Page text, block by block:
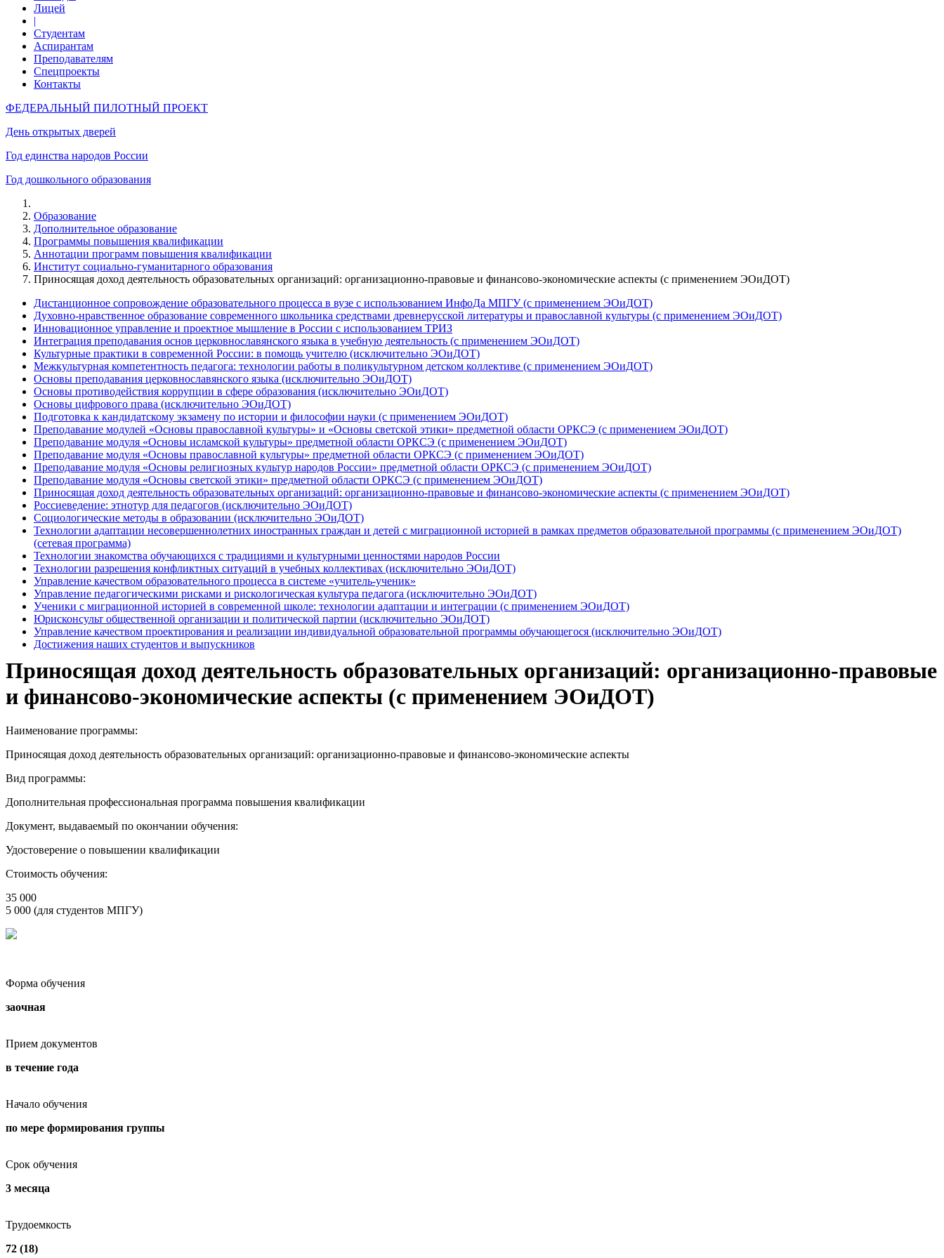
Лицей
|
Студентам
Аспирантам
Преподавателям
Спецпроекты
Контакты
ФЕДЕРАЛЬНЫЙ ПИЛОТНЫЙ ПРОЕКТ
День открытых дверей
Год единства народов России
Год дошкольного образования
Образование
Дополнительное образование
Программы повышения квалификации
Аннотации программ повышения квалификации
Институт социально-гуманитарного образования
Приносящая доход деятельность образовательных организаций: организационно-правовые и финансово-экономические аспекты (с применением ЭОиДОТ)
Дистанционное сопровождение образовательного процесса в вузе с использованием ИнфоДа МПГУ (с применением ЭОиДОТ)
Духовно-нравственное образование современного школьника средствами древнерусской литературы и православной культуры (с применением ЭОиДОТ)
Инновационное управление и проектное мышление в России с использованием ТРИЗ
Интеграция преподавания основ церковнославянского языка в учебную деятельность (с применением ЭОиДОТ)
Культурные практики в современной России: в помощь учителю (исключительно ЭОиДОТ)
Межкультурная компетентность педагога: технологии работы в поликультурном детском коллективе (с применением ЭОиДОТ)
Основы преподавания церковнославянского языка (исключительно ЭОиДОТ)
Основы противодействия коррупции в сфере образования (исключительно ЭОиДОТ)
Основы цифрового права (исключительно ЭОиДОТ)
Подготовка к кандидатскому экзамену по истории и философии науки (с применением ЭОиДОТ)
Преподавание модулей «Основы православной культуры» и «Основы светской этики» предметной области ОРКСЭ (с применением ЭОиДОТ)
Преподавание модуля «Основы исламской культуры» предметной области ОРКСЭ (с применением ЭОиДОТ)
Преподавание модуля «Основы православной культуры» предметной области ОРКСЭ (с применением ЭОиДОТ)
Преподавание модуля «Основы религиозных культур народов России» предметной области ОРКСЭ (с применением ЭОиДОТ)
Преподавание модуля «Основы светской этики» предметной области ОРКСЭ (с применением ЭОиДОТ)
Приносящая доход деятельность образовательных организаций: организационно-правовые и финансово-экономические аспекты (с применением ЭОиДОТ)
Россиеведение: этнотур для педагогов (исключительно ЭОиДОТ)
Социологические методы в образовании (исключительно ЭОиДОТ)
Технологии адаптации несовершеннолетних иностранных граждан и детей с миграционной историей в рамках предметов образовательной программы (с применением ЭОиДОТ)
(сетевая программа)
Технологии знакомства обучающихся с традициями и культурными ценностями народов России
Технологии разрешения конфликтных ситуаций в учебных коллективах (исключительно ЭОиДОТ)
Управление качеством образовательного процесса в системе «учитель-ученик»
Управление педагогическими рисками и рискологическая культура педагога (исключительно ЭОиДОТ)
Ученики с миграционной историей в современной школе: технологии адаптации и интеграции (с применением ЭОиДОТ)
Юрисконсульт общественной организации и политической партии (исключительно ЭОиДОТ)
Управление качеством проектирования и реализации индивидуальной образовательной программы обучающегося (исключительно ЭОиДОТ)
Достижения наших студентов и выпускников
Приносящая доход деятельность образовательных организаций: организационно-правовые
и финансово-экономические аспекты (с применением ЭОиДОТ)
Наименование программы:
Приносящая доход деятельность образовательных организаций: организационно-правовые и финансово-экономические аспекты
Вид программы:
Дополнительная профессиональная программа повышения квалификации
Документ, выдаваемый по окончании обучения:
Удостоверение о повышении квалификации
Стоимость обучения:
35 000
5 000 (для студентов МПГУ)
Форма обучения
заочная
Прием документов
в течение года
Начало обучения
по мере формирования группы
Срок обучения
3 месяца
Трудоемкость
72 (18)